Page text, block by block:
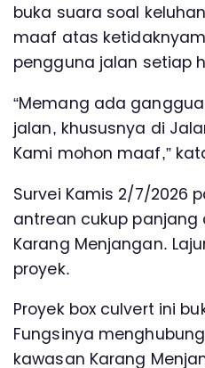
buka suara soal
maaf atas
pengguna jalan setiap
“Memang ada
jalan, khususnya di
Kami mohon maaf,”
Survei Kamis 2/7/2026
antrean cukup panjang
Karang Menjangan.
proyek.
Proyek box culvert ini
Fungsinya
kawasan Karang